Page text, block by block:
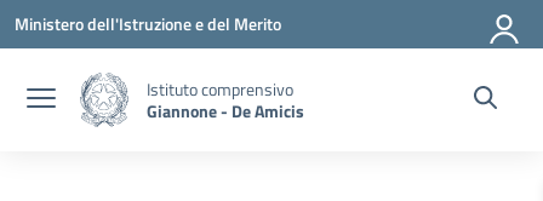
Vai ai contenuti
Vai al menu di navigazione
Vai al footer
Ministero dell'Istruzione e del Merito
Istituto comprensivo
Giannone - De Amicis